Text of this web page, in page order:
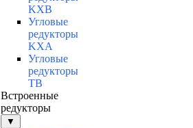
KXB
Угловые
редукторы
KXA
Угловые
редукторы
TB
Встроенные
редукторы
▼